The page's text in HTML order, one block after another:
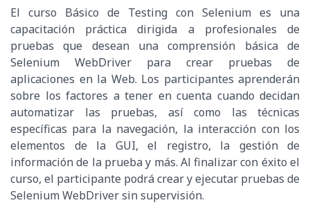
El curso Básico de Testing con Selenium es una
capacitación práctica dirigida a profesionales de
pruebas que desean una comprensión básica de
Selenium WebDriver para crear pruebas de
aplicaciones en la Web. Los participantes aprenderán
sobre los factores a tener en cuenta cuando decidan
automatizar las pruebas, así como las técnicas
específicas para la navegación, la interacción con los
elementos de la GUI, el registro, la gestión de
información de la prueba y más. Al finalizar con éxito el
curso, el participante podrá crear y ejecutar pruebas de
Selenium WebDriver sin supervisión.